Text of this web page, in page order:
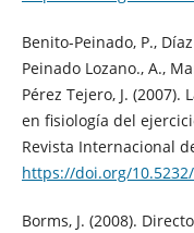
Benito-Peinado, P.,
Peinado Lozano., A.,
Pérez Tejero, J.
en fisiología del
Revista Internacional
https://doi.org/
Borms, J. (2008).